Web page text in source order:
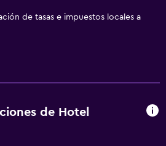
de tasas e impuestos locales a
de Hotel